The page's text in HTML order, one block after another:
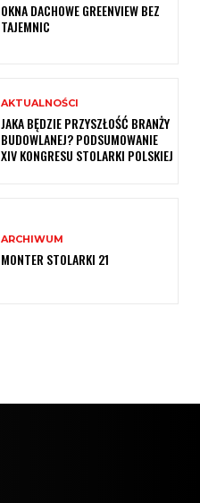
OKNA DACHOWE GREENVIEW BEZ
TAJEMNIC
AKTUALNOŚCI
JAKA BĘDZIE PRZYSZŁOŚĆ BRANŻY
BUDOWLANEJ? PODSUMOWANIE
XIV KONGRESU STOLARKI POLSKIEJ
ARCHIWUM
MONTER STOLARKI 21